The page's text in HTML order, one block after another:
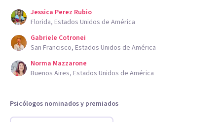
Jessica Perez Rubio
Florida, Estados Unidos de América
Gabriele Cotronei
San Francisco, Estados Unidos de América
Norma Mazzarone
Buenos Aires, Estados Unidos de América
Psicólogos nominados y premiados